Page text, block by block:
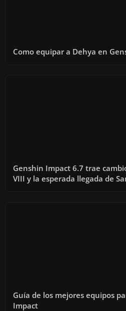
Como equipar a Dehya en
Genshin Impact 6.7 trae
VIII y la esperada llegada de
Guía de los mejores equipos
Impact